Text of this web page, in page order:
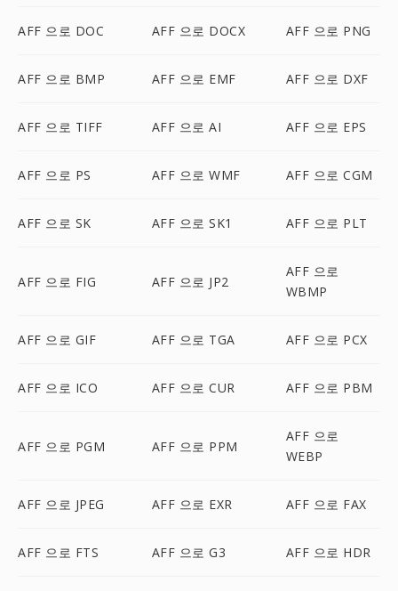
AFF 으로 DOC AFF 으로 DOCX AFF 으로 PNG
AFF 으로 BMP AFF 으로 EMF AFF 으로 DXF
AFF 으로 TIFF AFF 으로 AI AFF 으로 EPS
AFF 으로 PS AFF 으로 WMF AFF 으로 CGM
AFF 으로 SK AFF 으로 SK1 AFF 으로 PLT
AFF 으로 FIG AFF 으로 JP2
AFF 으로
WBMP
AFF 으로 GIF AFF 으로 TGA AFF 으로 PCX
AFF 으로 ICO AFF 으로 CUR AFF 으로 PBM
AFF 으로 PGM AFF 으로 PPM
AFF 으로
WEBP
AFF 으로 JPEG AFF 으로 EXR AFF 으로 FAX
AFF 으로 FTS AFF 으로 G3 AFF 으로 HDR